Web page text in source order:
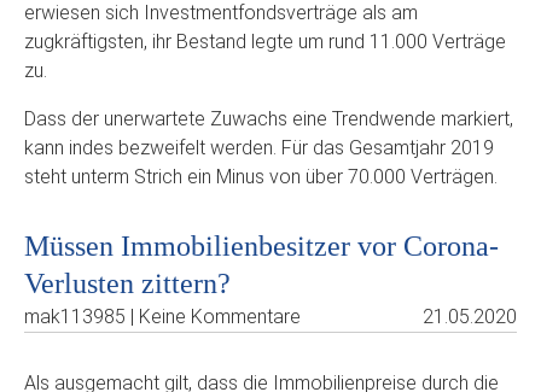
erwiesen sich Investmentfondsverträge als am
zugkräftigsten, ihr Bestand legte um rund 11.000 Verträge
zu.
Dass der unerwartete Zuwachs eine Trendwende markiert,
kann indes bezweifelt werden. Für das Gesamtjahr 2019
steht unterm Strich ein Minus von über 70.000 Verträgen.
Müssen Immobilienbesitzer vor Corona-
Verlusten zittern?
mak113985 | Keine Kommentare 21.05.2020
Als ausgemacht gilt, dass die Immobilienpreise durch die